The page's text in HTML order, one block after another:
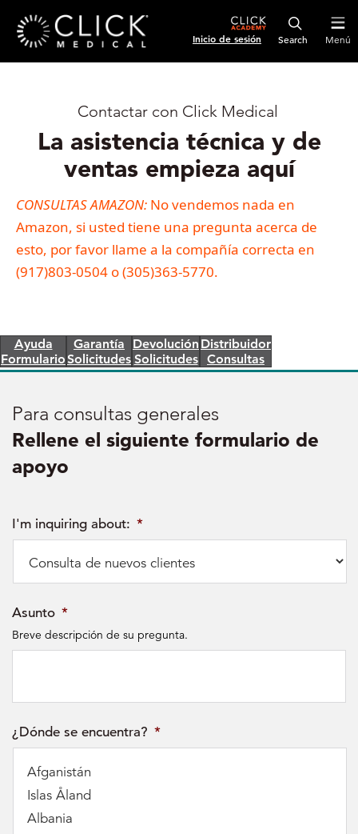
Inicio de sesión Menú
Contactar con Click Medical
La asistencia técnica y de
ventas empieza aquí
CONSULTAS AMAZON: No vendemos nada en
Amazon, si usted tiene una pregunta acerca de
esto, por favor llame a la compañía correcta en
(917)803-0504 o (305)363-5770.
Ayuda
Formulario
Garantía
Solicitudes
Devolución
Solicitudes
Distribuidor
Consultas
Para consultas generales
Rellene el siguiente formulario de
apoyo
I'm inquiring about: *
Asunto *
Breve descripción de su pregunta.
¿Dónde se encuentra? *